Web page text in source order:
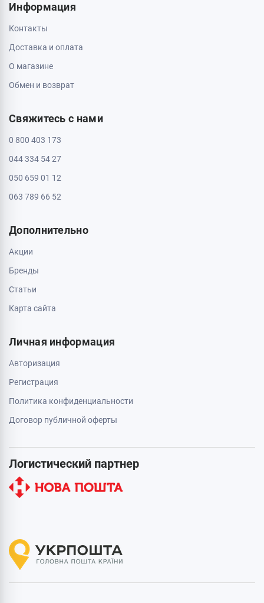
Информация
Контакты
Доставка и оплата
О магазине
Обмен и возврат
Свяжитесь с нами
0 800 403 173
044 334 54 27
050 659 01 12
063 789 66 52
Дополнительно
Акции
Бренды
Статьи
Карта сайта
Личная информация
Авторизация
Регистрация
Политика конфиденциальности
Договор публичной оферты
Логистический партнер